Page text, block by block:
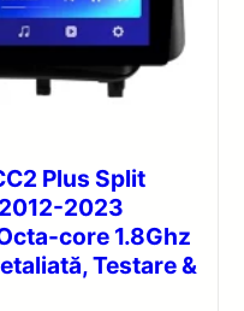
Plus Split
2023
core 1.8Ghz
Testare &